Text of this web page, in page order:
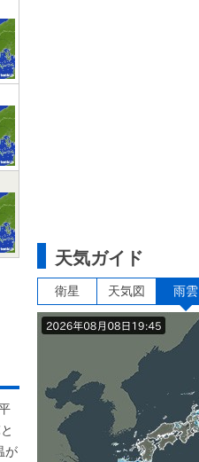
が
天気ガイド
衛星 天気図 雨雲